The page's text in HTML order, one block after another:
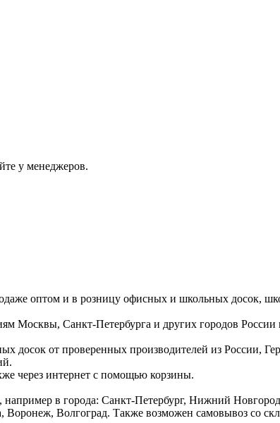
у менеджеров.
оптом и в розницу офисных и школьных досок,
Москвы, Санкт-Петербурга и других городов
досок от проверенных производителей из
через интернет с помощью корзины.
в города: Санкт-Петербург, Нижний
Волгоград. Также возможен самовывоз со